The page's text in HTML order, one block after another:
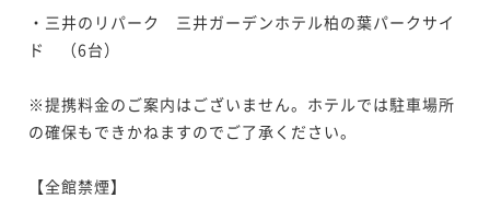
・三井のリパーク　三井ガーデンホテル柏の葉パークサイ
ド　（6台）
※提携料金のご案内はございません。ホテルでは駐車場所
の確保もできかねますのでご了承ください。
【全館禁煙】